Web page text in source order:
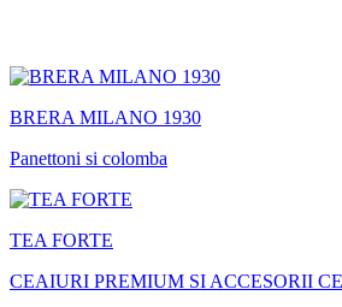
BRERA MILANO 1930
Panettoni si colomba
TEA FORTE
CEAIURI PREMIUM SI ACCESORII